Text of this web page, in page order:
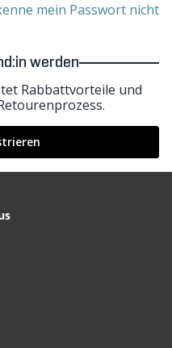
mein Passwort nicht
werden
Rabbattvorteile und